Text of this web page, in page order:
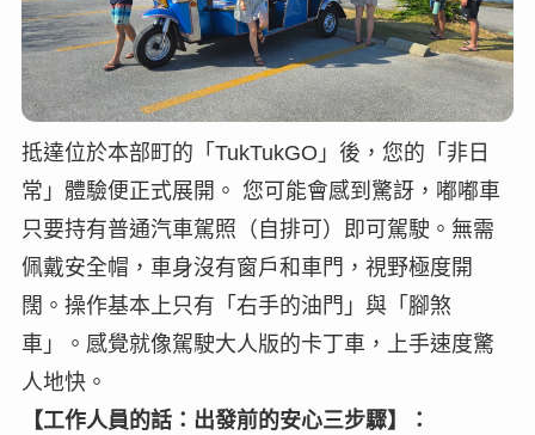
抵達位於本部町的「TukTukGO」後，您的「非日
常」體驗便正式展開。 您可能會感到驚訝，嘟嘟車
只要持有普通汽車駕照（自排可）即可駕駛。無需
佩戴安全帽，車身沒有窗戶和車門，視野極度開
闊。操作基本上只有「右手的油門」與「腳煞
車」。感覺就像駕駛大人版的卡丁車，上手速度驚
人地快。
【工作人員的話：出發前的安心三步驟】：